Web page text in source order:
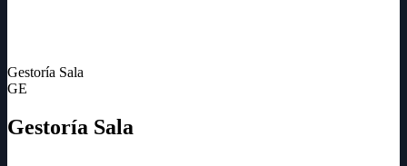
Gestoría Sala
GE
Gestoría Sala